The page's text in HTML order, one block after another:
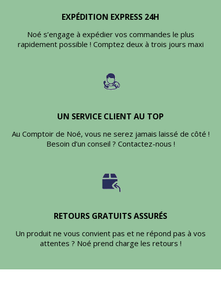
EXPÉDITION EXPRESS 24H
Noé s’engage à expédier vos commandes le plus
rapidement possible ! Comptez deux à trois jours maxi
UN SERVICE CLIENT AU TOP
Au Comptoir de Noé, vous ne serez jamais laissé de côté !
Besoin d’un conseil ? Contactez-nous !
RETOURS GRATUITS ASSURÉS
Un produit ne vous convient pas et ne répond pas à vos
attentes ? Noé prend charge les retours !